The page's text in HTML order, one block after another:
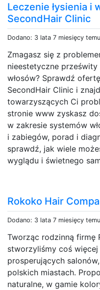
Leczenie łysienia i
SecondHair Clinic
Dodano: 3 lata 7 miesięcy temu
Zmagasz się z
nieestetyczne
włosów? Sprawdź
SecondHair Clinic i
towarzyszących Ci
stronie www zyskasz
w zakresie systemów
i zabiegów, porad i
sprawdź, jak wiele
wyglądu i świetnego
Rokoko Hair
Dodano: 3 lata 7 miesięcy temu
Tworząc rodzinną firmę
stworzyliśmy coś
prosperujących
polskich miastach.
naturalne, w gamie